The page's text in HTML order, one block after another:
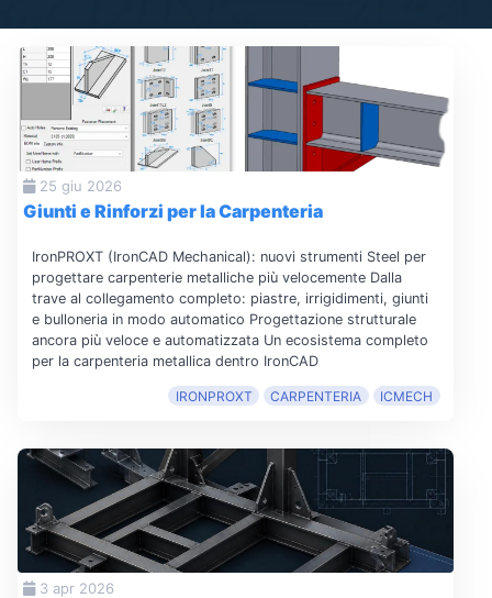
25 giu 2026
Giunti e Rinforzi per la Carpenteria
IronPROXT (IronCAD Mechanical): nuovi strumenti Steel per
progettare carpenterie metalliche più velocemente Dalla
trave al collegamento completo: piastre, irrigidimenti, giunti
e bulloneria in modo automatico Progettazione strutturale
ancora più veloce e automatizzata Un ecosistema completo
per la carpenteria metallica dentro IronCAD
IRONPROXT CARPENTERIA ICMECH
3 apr 2026